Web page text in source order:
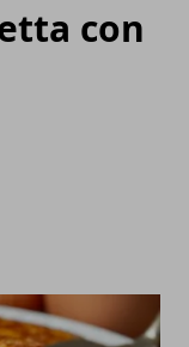
con